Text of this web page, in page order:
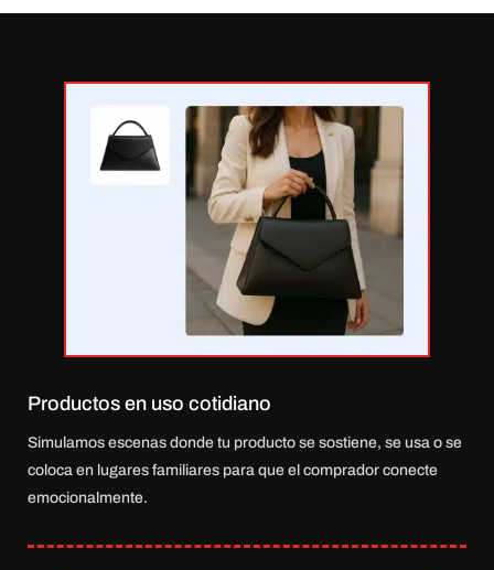
Productos en uso cotidiano
Simulamos escenas donde tu producto se sostiene, se usa o se
coloca en lugares familiares para que el comprador conecte
emocionalmente.